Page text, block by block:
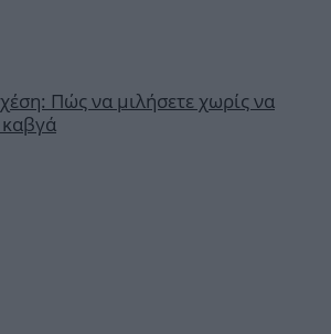
Πώς να μιλήσετε χωρίς να
καβγά